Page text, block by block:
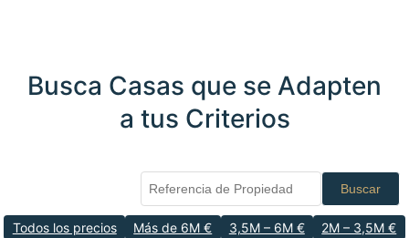
Busca Casas que se Adapten
a tus Criterios
Buscar
Todos los precios Más de 6M € 3,5M – 6M €
2M – 3,5M €